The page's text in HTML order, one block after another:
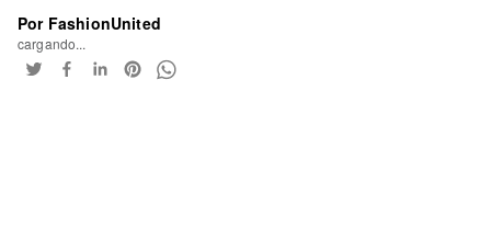
Por FashionUnited
cargando...